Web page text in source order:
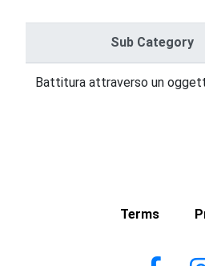
Sub Category
Battitura attraverso un
Terms